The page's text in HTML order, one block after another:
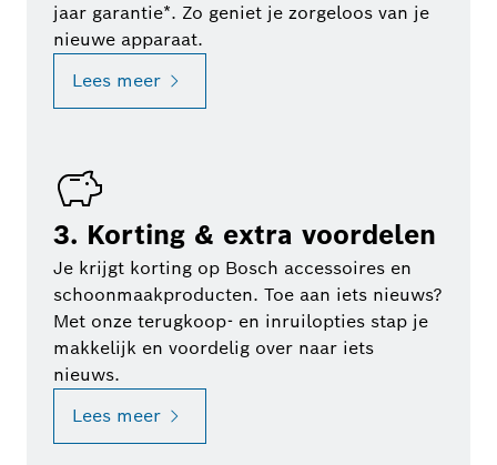
jaar garantie*. Zo geniet je zorgeloos van je
nieuwe apparaat.
Lees meer
3. Korting & extra voordelen
Je krijgt korting op Bosch accessoires en
schoonmaakproducten. Toe aan iets nieuws?
Met onze terugkoop- en inruilopties stap je
makkelijk en voordelig over naar iets
nieuws.
Lees meer